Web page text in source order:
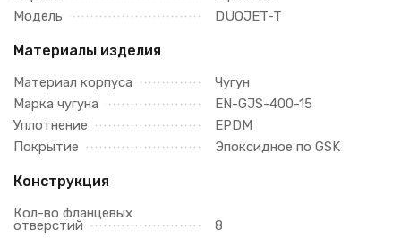
Модель
DUOJET-T
Материалы изделия
Материал корпуса
Чугун
Марка чугуна
EN-GJS-400-15
Уплотнение
EPDM
Покрытие
Эпоксидное по GSK
Конструкция
Кол-во фланцевых
отверстий 8